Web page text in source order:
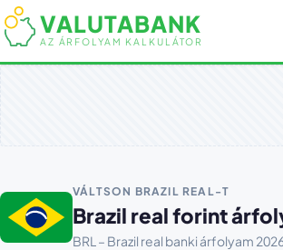
VALUTABANK
AZ ÁRFOLYAM KALKULÁTOR
VÁLTSON BRAZIL REAL-T
Brazil real forint
BRL – Brazil real banki árfolyam